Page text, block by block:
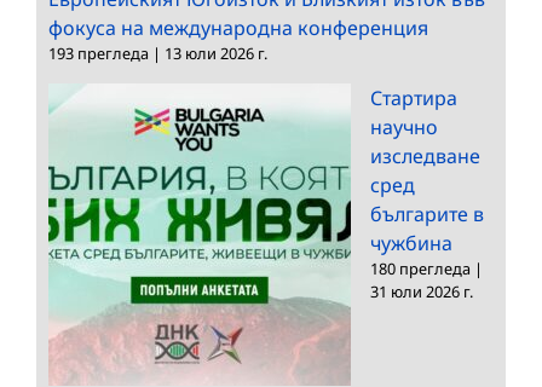
фокуса на международна конференция
193 прегледа | 13 юли 2026 г.
Стартира
научно
изследване
сред
българите в
чужбина
180 прегледа |
31 юли 2026 г.